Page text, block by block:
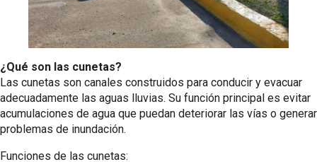
¿Qué son las cunetas?
Las cunetas son canales construidos para conducir y evacuar
adecuadamente las aguas lluvias. Su función principal es evitar
acumulaciones de agua que puedan deteriorar las vías o generar
problemas de inundación.
Funciones de las cunetas: